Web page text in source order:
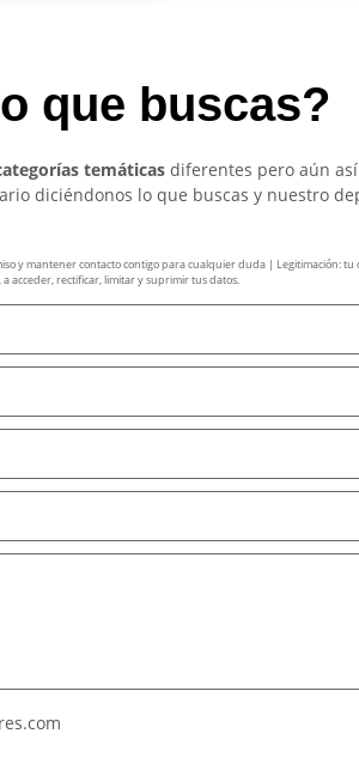
que buscas?
temáticas diferentes pero aún
diciéndonos lo que buscas y nuestro
y mantener contacto contigo para cualquier duda | Legitimación: tu
acceder, rectificar, limitar y suprimir tus datos.